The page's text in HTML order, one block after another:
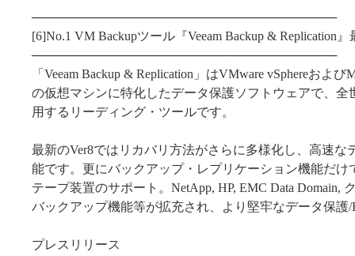
───────────────────────────────────
[6]No.1 VM Backupツール『Veeam Backup & Replication
───────────────────────────────────
「Veeam Backup & Replication」はVMware vSphereおよび
の仮想マシンに特化したデータ保護ソフトウェアで、全
用するリーディング・ツールです。
最新のVer8ではリカバリ方法がさらに多様化し、高速な
能です。更にバックアップ・レプリケーション機能だけ
テープ装置のサポート。NetApp, HP, EMC Data Domain,
バックアップ機能等が拡充され、より堅牢なデータ保護
プレスリリース